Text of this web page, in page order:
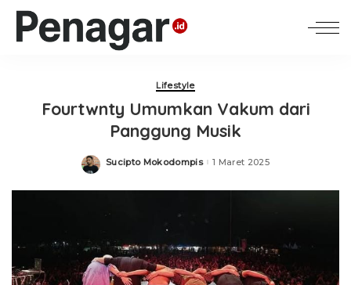
Lifestyle
Fourtwnty Umumkan Vakum dari
Panggung Musik
Posted
Sucipto Mokodompis 1 Maret 2025